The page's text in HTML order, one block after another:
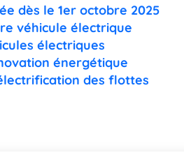
dès le 1er octobre 2025
véhicule électrique
électriques
énergétique
des flottes